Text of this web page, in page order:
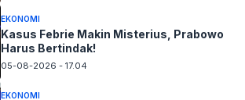
EKONOMI
Kasus Febrie Makin Misterius, Prabowo
Harus Bertindak!
05-08-2026 - 17.04
EKONOMI